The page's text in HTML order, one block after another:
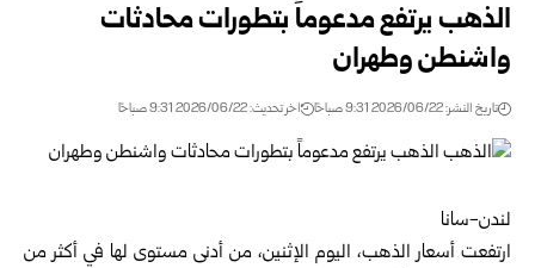
الذهب يرتفع مدعوماً بتطورات محادثات
واشنطن وطهران
تاريخ النشر: 2026/06/22 9:31 صباحًا اخر تحديث: 2026/06/22 9:31 صباحًا
لندن-سانا
ارتفعت أسعار الذهب، اليوم الإثنين، من أدنى مستوى لها في أكثر من